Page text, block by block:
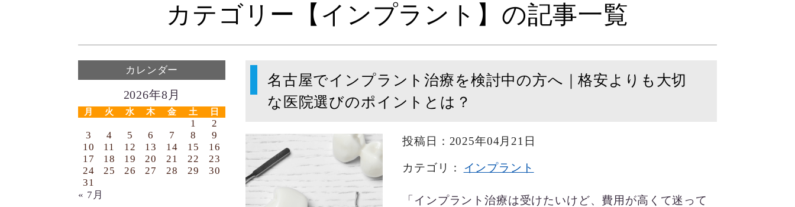
カテゴリー【インプラント】の記事一覧
名古屋でインプラント治療を検討中の方へ｜格安よりも大切
な医院選びのポイントとは？
投稿日：2025年04月21日
カテゴリ： インプラント
「インプラント治療は受けたいけど、費用が高くて迷って
カレンダー
2026年8月
月 火 水 木 金 土 日
1
2
3
4 5 6 7 8
9
10
11 12 13 14 15
16
17
18 19 20 21 22
23
24
25 26 27 28 29
30
31
« 7月